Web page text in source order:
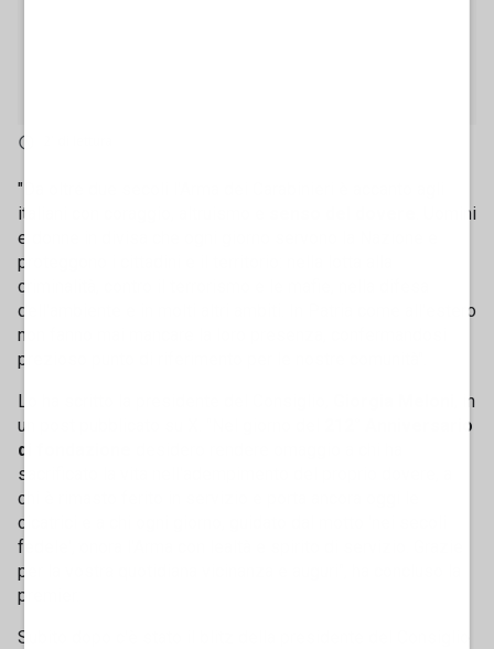
"Da oltre due secoli l'Arma dei Carabinieri è accanto agli
italiani con coraggio, altruismo e
. Uomini
e donne in divisa che ogni giorno servono la Nazione e
proteggono i cittadini e il territorio: nella lotta alla
criminalità, contro il terrorismo e le mafie, nella difesa
dell'ambiente e in molti altri ambiti. In Patria come all'estero
non fanno mai mancare la loro presenza, confermandosi
prezioso punto di riferimento per le nostre comunità".
Lo ha scritto la presidente del Consiglio,
, in
un post pubblicato su X. "Nel giorno del
212° Anniversario
di fondazione
sacrificato la vita nell'adempimento del proprio dovere, a
chi è rimasto ferito in servizio e porta ancora oggi le
cicatrici e a chi ogni giorno, guidato dal motto 'nei secoli
fedele', onora l'Arma con lealtà e spirito di servizio. Grazie
per la vostra quotidiana vicinanza e auguri", ha concluso la
premier.
Subito dopo c'è stato il blitz della presidente del Consiglio